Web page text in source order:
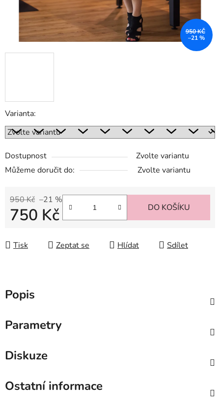
Varianta:
Dostupnost
Zvolte variantu
Můžeme doručit do:
Zvolte variantu
950 Kč –21 %
750 Kč DO KOŠÍKU
Tisk Zeptat se Hlídat Sdílet
950 KČ
–21 %
Popis
Parametry
Diskuze
Ostatní informace